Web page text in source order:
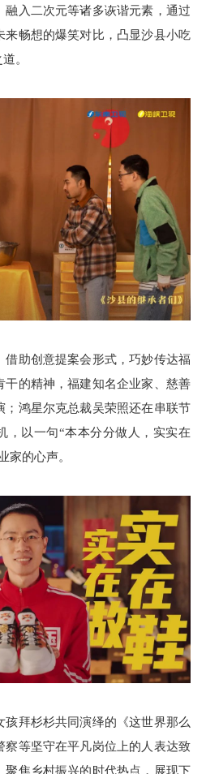
融入二次元等诸多诙谐元素，通过
来畅想的爆笑对比，凸显沙县小吃
。
助创意提案会形式，巧妙传达福
干的精神，福建知名企业家、慈善
；鸿星尔克总裁吴荣照还在串联节
，以一句“本本分分做人，实实在
家的心声。
拜杉杉共同演绎的《这世界那么
察等坚守在平凡岗位上的人表达致
聚焦乡村振兴的时代热点，展现下